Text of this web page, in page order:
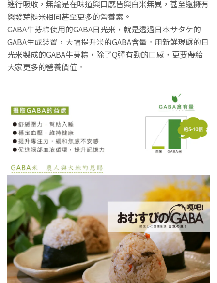
進行吸收，無論是在味道與口感皆與白米無異，甚至還擁有
與發芽糙米相同甚至更多的營養素。
GABA牛蒡粽使用的GABA日光米，就是透過日本サタケ的
GABA生成裝置，大幅提升米的GABA含量。用新鮮現碾的日
光米製成的GABA牛蒡粽，除了Q彈有勁的口感，更要帶給
大家更多的營養價值。